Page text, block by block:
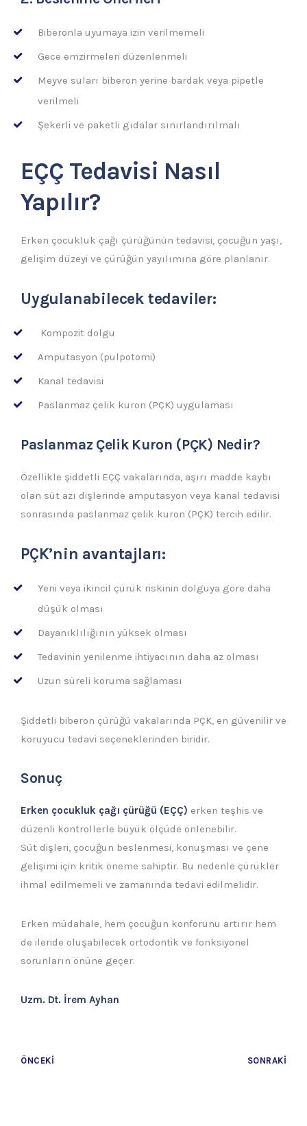
Biberonla uyumaya izin verilmemeli
Gece emzirmeleri düzenlenmeli
Meyve suları biberon yerine bardak veya pipetle
verilmeli
Şekerli ve paketli gıdalar sınırlandırılmalı
EÇÇ Tedavisi Nasıl
Yapılır?
Erken çocukluk çağı çürüğünün tedavisi, çocuğun yaşı,
gelişim düzeyi ve çürüğün yayılımına göre planlanır.
Uygulanabilecek tedaviler:
Kompozit dolgu
Amputasyon (pulpotomi)
Kanal tedavisi
Paslanmaz çelik kuron (PÇK) uygulaması
Paslanmaz Çelik Kuron (PÇK) Nedir?
Özellikle şiddetli EÇÇ vakalarında, aşırı madde kaybı
olan süt azı dişlerinde amputasyon veya kanal tedavisi
sonrasında paslanmaz çelik kuron (PÇK) tercih edilir.
PÇK’nin avantajları:
Yeni veya ikincil çürük riskinin dolguya göre daha
düşük olması
Dayanıklılığının yüksek olması
Tedavinin yenilenme ihtiyacının daha az olması
Uzun süreli koruma sağlaması
Şiddetli biberon çürüğü vakalarında PÇK, en güvenilir ve
koruyucu tedavi seçeneklerinden biridir.
Sonuç
Erken çocukluk çağı çürüğü (EÇÇ) erken teşhis ve
düzenli kontrollerle büyük ölçüde önlenebilir.
Süt dişleri, çocuğun beslenmesi, konuşması ve çene
gelişimi için kritik öneme sahiptir. Bu nedenle çürükler
ihmal edilmemeli ve zamanında tedavi edilmelidir.
Erken müdahale, hem çocuğun konforunu artırır hem
de ileride oluşabilecek ortodontik ve fonksiyonel
sorunların önüne geçer.
Uzm. Dt. İrem Ayhan
ÖNCEKI SONRAKI